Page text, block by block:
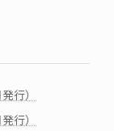
行）
行）